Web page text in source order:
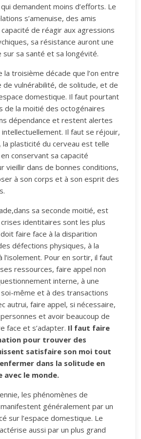
demandent moins d’efforts. Le
s’amenuise, des amis
de réagir aux agressions
sa résistance auront une
sur sa santé et sa longévité.
la troisième décade que l’on entre
de vulnérabilité, de solitude, et de
domestique. Il faut pourtant
de la moitié des octogénaires
dépendance et restent alertes
Il faut se réjouir,
la plasticité du cerveau est telle
conservant sa capacité
vieillir dans de bonnes conditions,
à son corps et à son esprit des
sa seconde moitié, est
identitaires sont les plus
faire face à la disparition
défections physiques, à la
Pour en sortir, il faut
ressources, faire appel non
interne, à une
même et à des transactions
autrui, faire appel, si nécessaire,
et avoir beaucoup de
face et s’adapter. Il faut faire
pour trouver des
satisfaire son moi tout
dans la solitude en
le monde.
les phénomènes de
généralement par un
sur l’espace domestique. Le
aussi par un plus grand